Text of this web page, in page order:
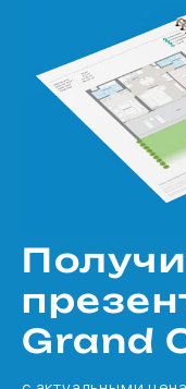
Grand